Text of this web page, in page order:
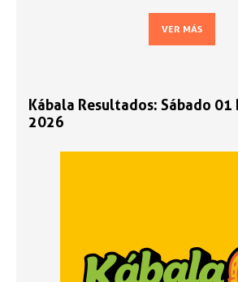
VER MÁS
Kábala Resultados: Sábado 01
2026